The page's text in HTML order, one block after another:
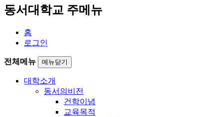
동서대학교 주메뉴
홈
로그인
전체메뉴 메뉴닫기
대학소개
동서의비전
건학이념
교육목적